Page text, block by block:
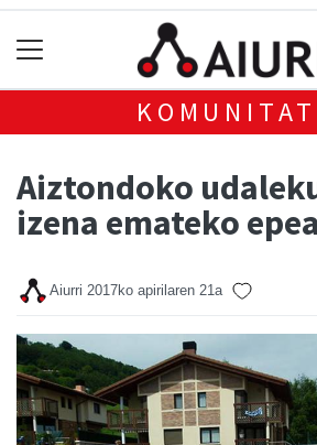
Aiztondoko
izena emateko
Aiurri 2017ko apirilaren 21a